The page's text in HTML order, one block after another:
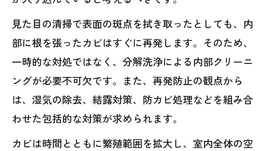
見た目の清掃で表面の斑点を拭き取ったとしても、内
部に根を張ったカビはすぐに再発します。そのため、
一時的な対処ではなく、分解洗浄による内部クリーニ
ングが必要不可欠です。また、再発防止の観点から
は、湿気の除去、結露対策、防カビ処理などを組み合
わせた包括的な対策が求められます。
カビは時間とともに繁殖範囲を拡大し、室内全体の空